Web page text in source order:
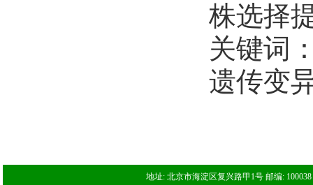
株选择
关键词
遗传变
地址: 北京市海淀区复兴路甲1号 邮编: